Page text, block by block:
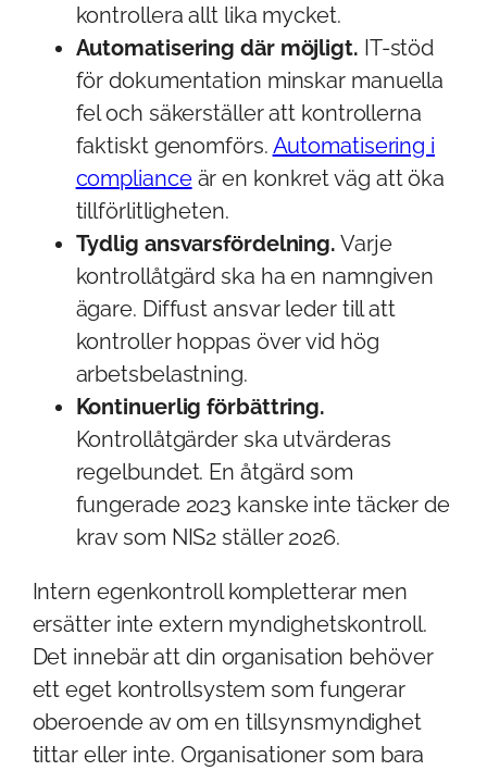
kontrollera allt lika mycket.
Automatisering där möjligt. IT-stöd
för dokumentation minskar manuella
fel och säkerställer att kontrollerna
faktiskt genomförs. Automatisering i
complianceär en konkret väg att öka
tillförlitligheten.
Tydlig ansvarsfördelning. Varje
kontrollåtgärd ska ha en namngiven
ägare. Diffust ansvar leder till att
kontroller hoppas över vid hög
arbetsbelastning.
Kontinuerlig förbättring.
Kontrollåtgärder ska utvärderas
regelbundet. En åtgärd som
fungerade 2023 kanske inte täcker de
krav som NIS2 ställer 2026.
Intern egenkontroll kompletterar men
ersätter inte extern myndighetskontroll.
Det innebär att din organisation behöver
ett eget kontrollsystem som fungerar
oberoende av om en tillsynsmyndighet
tittar eller inte. Organisationer som bara